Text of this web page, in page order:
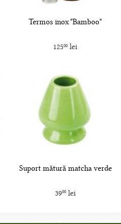
Termos inox "Bamboo"
12500 lei
Suport mătură matcha verde
3900lei